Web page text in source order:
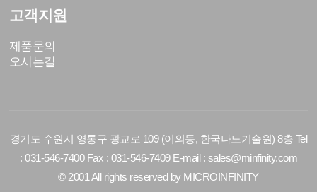
고객지원
제품문의
오시는길
경기도 수원시 영통구 광교로 109 (이의동, 한국나노기술원) 8층 Tel
: 031-546-7400 Fax : 031-546-7409 E-mail : sales@minfinity.com
© 2001 All rights reserved by MICROINFINITY